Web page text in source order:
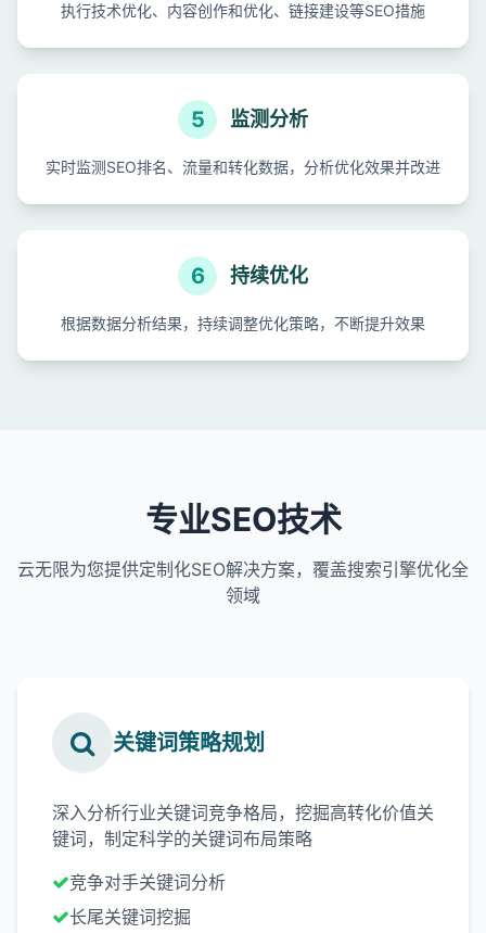
执行技术优化、内容创作和优化、链接建设等SEO措施
5 监测分析
实时监测SEO排名、流量和转化数据，分析优化效果并改进
6 持续优化
根据数据分析结果，持续调整优化策略，不断提升效果
专业SEO技术
云无限为您提供定制化SEO解决方案，覆盖搜索引擎优化全
领域
关键词策略规划
深入分析行业关键词竞争格局，挖掘高转化价值关
键词，制定科学的关键词布局策略
竞争对手关键词分析
长尾关键词挖掘